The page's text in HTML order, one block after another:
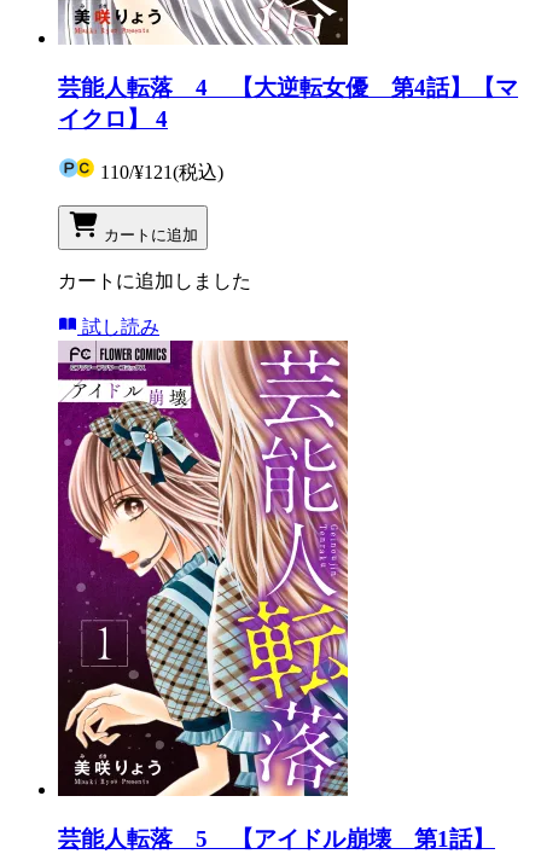
芸能人転落 4 【大逆転女優 第4話】【マ
イクロ】 4
110/¥121(税込)
カートに追加
カートに追加しました
試し読み
芸能人転落 5 【アイドル崩壊 第1話】